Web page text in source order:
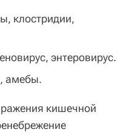
клостридии,
энтеровирус.
амебы.
кишечной